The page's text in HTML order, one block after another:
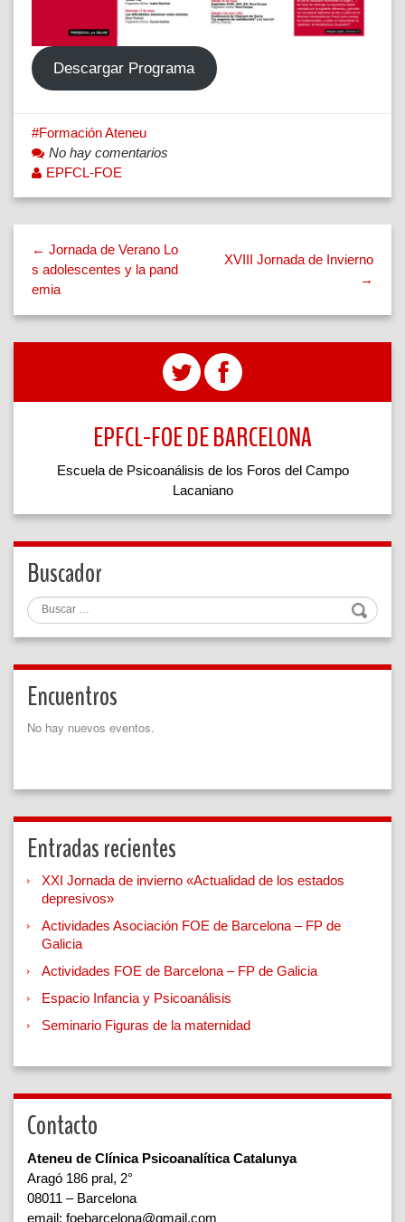
Descargar Programa
Formación Ateneu
No hay comentarios
EPFCL-FOE
← Jornada de Verano Lo
s adolescentes y la pand
emia
XVIII Jornada de Invierno
→
EPFCL-FOE DE BARCELONA
Escuela de Psicoanálisis de los Foros del Campo
Lacaniano
Buscador
Buscar
Encuentros
No hay nuevos eventos.
Entradas recientes
XXI Jornada de invierno «Actualidad de los estados
depresivos»
Actividades Asociación FOE de Barcelona – FP de
Galicia
Actividades FOE de Barcelona – FP de Galicia
Espacio Infancia y Psicoanálisis
Seminario Figuras de la maternidad
Contacto
Ateneu de Clínica Psicoanalítica Catalunya
Aragó 186 pral, 2°
08011 – Barcelona
email: foebarcelona@gmail.com